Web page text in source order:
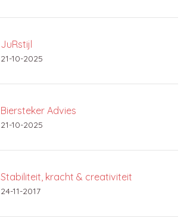
JuRstijl
21-10-2025
Biersteker Advies
21-10-2025
Stabiliteit, kracht & creativiteit
24-11-2017